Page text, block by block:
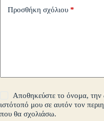
Προσθήκη σχόλιου *
Αποθηκεύστε το όνομα, την
ιστότοπό μου σε αυτόν τον
που θα σχολιάσω.